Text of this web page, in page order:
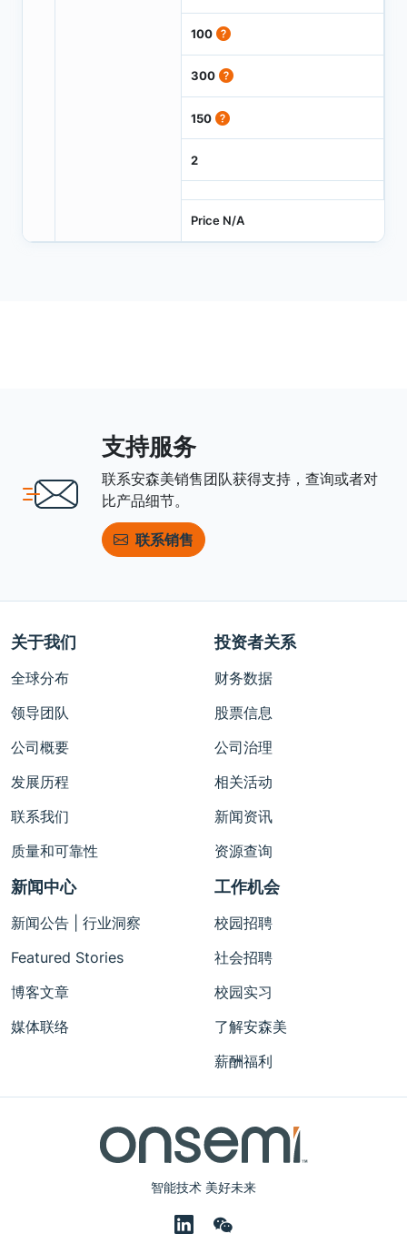
100
300
150
2
Price N/A
支持服务
联系安森美销售团队获得支持，查询或者对
比产品细节。
联系销售
智能技术 美好未来
关于我们
全球分布
领导团队
公司概要
发展历程
联系我们
质量和可靠性
投资者关系
财务数据
股票信息
公司治理
相关活动
新闻资讯
资源查询
新闻中心
新闻公告 | 行业洞察
Featured Stories
博客文章
媒体联络
工作机会
校园招聘
社会招聘
校园实习
了解安森美
薪酬福利